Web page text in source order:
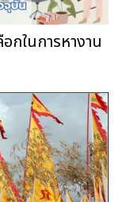
กในการหางาน